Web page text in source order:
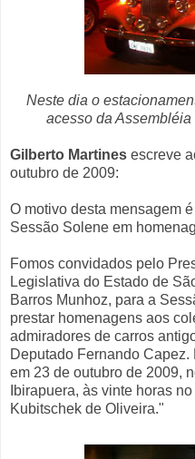
Neste dia o
acesso da
Gilberto Martines escreve
outubro de 2009:
O motivo desta mensagem
Sessão Solene em
Fomos convidados pelo
Legislativa do Estado de
Barros Munhoz, para a
prestar homenagens aos
admiradores de carros
Deputado Fernando
em 23 de outubro de 2009,
Ibirapuera, às vinte horas
Kubitschek de Oliveira."